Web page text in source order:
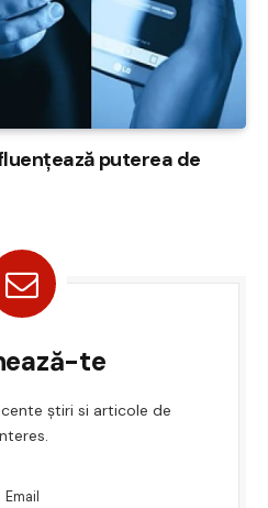
puterea de
te
știri si articole de
Email